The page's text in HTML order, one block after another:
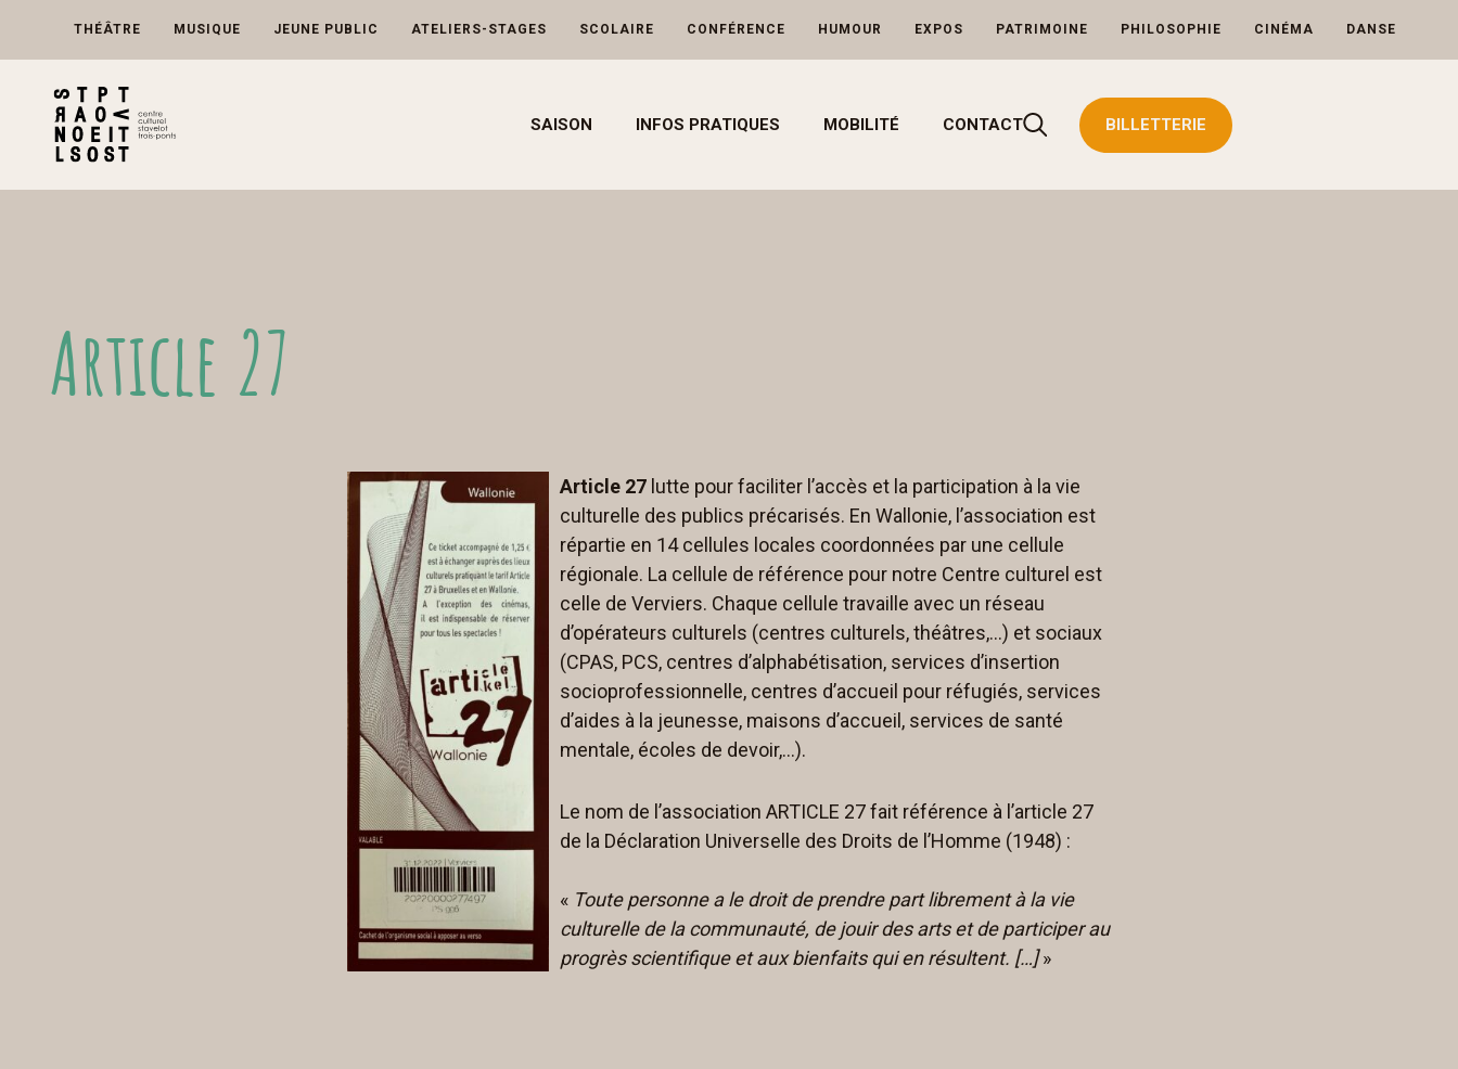
THÉÂTRE MUSIQUE JEUNE PUBLIC ATELIERS-STAGES SCOLAIRE CONFÉRENCE HUMOUR EXPOS PATRIMOINE PHILOSOPHIE CINÉMA DANSE
SAISON INFOS PRATIQUES MOBILITÉ CONTACT Rechercher BILLETTERIE
Article 27
Article 27lutte pour faciliter l’accès et la participation à la vie
culturelle des publics précarisés. En Wallonie, l’association est
répartie en 14 cellules locales coordonnées par une cellule
régionale. La cellule de référence pour notre Centre culturel est
celle de Verviers. Chaque cellule travaille avec un réseau
d’opérateurs culturels (centres culturels, théâtres,…) et sociaux
(CPAS, PCS, centres d’alphabétisation, services d’insertion
socioprofessionnelle, centres d’accueil pour réfugiés, services
d’aides à la jeunesse, maisons d’accueil, services de santé
mentale, écoles de devoir,…).
Le nom de l’association ARTICLE 27 fait référence à l’article 27
de la Déclaration Universelle des Droits de l’Homme (1948) :
« Toute personne a le droit de prendre part librement à la vie
culturelle de la communauté, de jouir des arts et de participer au
progrès scientifique et aux bienfaits qui en résultent. […]»